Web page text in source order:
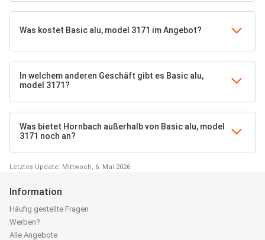
Was kostet Basic alu, model 3171 im Angebot?
In welchem anderen Geschäft gibt es Basic alu,
model 3171?
Was bietet Hornbach außerhalb von Basic alu, model
3171 noch an?
Letztes Update: Mittwoch, 6. Mai 2026
Information
Häufig gestellte Fragen
Werben?
Alle Angebote